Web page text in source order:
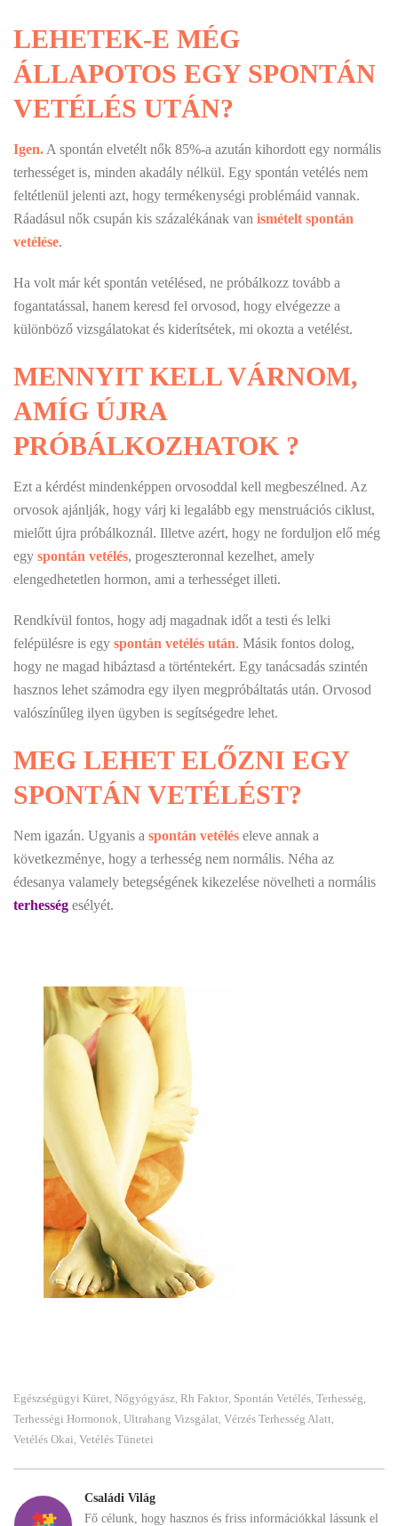
LEHETEK-E MÉG
ÁLLAPOTOS EGY SPONTÁN
VETÉLÉS UTÁN?
Igen. A spontán elvetélt nők 85%-a azután kihordott egy normális
terhességet is, minden akadály nélkül. Egy spontán vetélés nem
feltétlenül jelenti azt, hogy termékenységi problémáid vannak.
Ráadásul nők csupán kis százalékának van ismételt spontán
vetélése.
Ha volt már két spontán vetélésed, ne próbálkozz tovább a
fogantatással, hanem keresd fel orvosod, hogy elvégezze a
különböző vizsgálatokat és kiderítsétek, mi okozta a vetélést.
MENNYIT KELL VÁRNOM,
AMÍG ÚJRA
PRÓBÁLKOZHATOK ?
Ezt a kérdést mindenképpen orvosoddal kell megbeszélned. Az
orvosok ajánlják, hogy várj ki legalább egy menstruációs ciklust,
mielőtt újra próbálkoznál. Illetve azért, hogy ne forduljon elő még
egy spontán vetélés, progeszteronnal kezelhet, amely
elengedhetetlen hormon, ami a terhességet illeti.
Rendkívül fontos, hogy adj magadnak időt a testi és lelki
felépülésre is egy spontán vetélés után. Másik fontos dolog,
hogy ne magad hibáztasd a történtekért. Egy tanácsadás szintén
hasznos lehet számodra egy ilyen megpróbáltatás után. Orvosod
valószínűleg ilyen ügyben is segítségedre lehet.
MEG LEHET ELŐZNI EGY
SPONTÁN VETÉLÉST?
Nem igazán. Ugyanis a spontán vetélés eleve annak a
következménye, hogy a terhesség nem normális. Néha az
édesanya valamely betegségének kikezelése növelheti a normális
terhesség esélyét.
Egészségügyi Küret, Nőgyógyász, Rh Faktor, Spontán Vetélés, Terhesség,
Terhességi Hormonok, Ultrahang Vizsgálat, Vérzés Terhesség Alatt,
Vetélés Okai, Vetélés Tünetei
Családi Világ
Fő célunk, hogy hasznos és friss információkkal lássunk el